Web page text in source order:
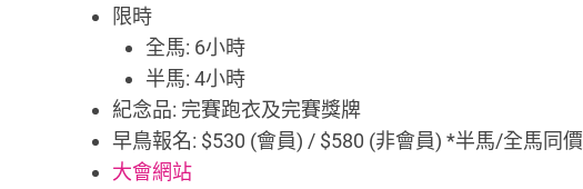
限時
全馬: 6小時
半馬: 4小時
紀念品: 完賽跑衣及完賽獎牌
早鳥報名: $530 (會員) / $580 (非會員) *半馬/全馬同價
大會網站